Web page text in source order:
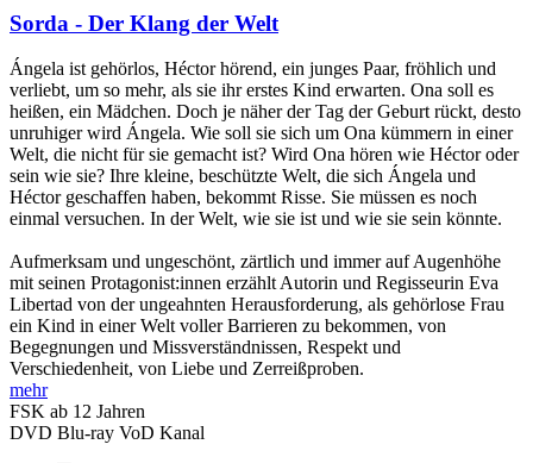
Sorda - Der Klang der Welt
Ángela ist gehörlos, Héctor hörend, ein junges Paar, fröhlich und
verliebt, um so mehr, als sie ihr erstes Kind erwarten. Ona soll es
heißen, ein Mädchen. Doch je näher der Tag der Geburt rückt, desto
unruhiger wird Ángela. Wie soll sie sich um Ona kümmern in einer
Welt, die nicht für sie gemacht ist? Wird Ona hören wie Héctor oder
sein wie sie? Ihre kleine, beschützte Welt, die sich Ángela und
Héctor geschaffen haben, bekommt Risse. Sie müssen es noch
einmal versuchen. In der Welt, wie sie ist und wie sie sein könnte.
Aufmerksam und ungeschönt, zärtlich und immer auf Augenhöhe
mit seinen Protagonist:innen erzählt Autorin und Regisseurin Eva
Libertad von der ungeahnten Herausforderung, als gehörlose Frau
ein Kind in einer Welt voller Barrieren zu bekommen, von
Begegnungen und Missverständnissen, Respekt und
Verschiedenheit, von Liebe und Zerreißproben.
mehr
FSK ab 12 Jahren
DVD Blu-ray VoD Kanal